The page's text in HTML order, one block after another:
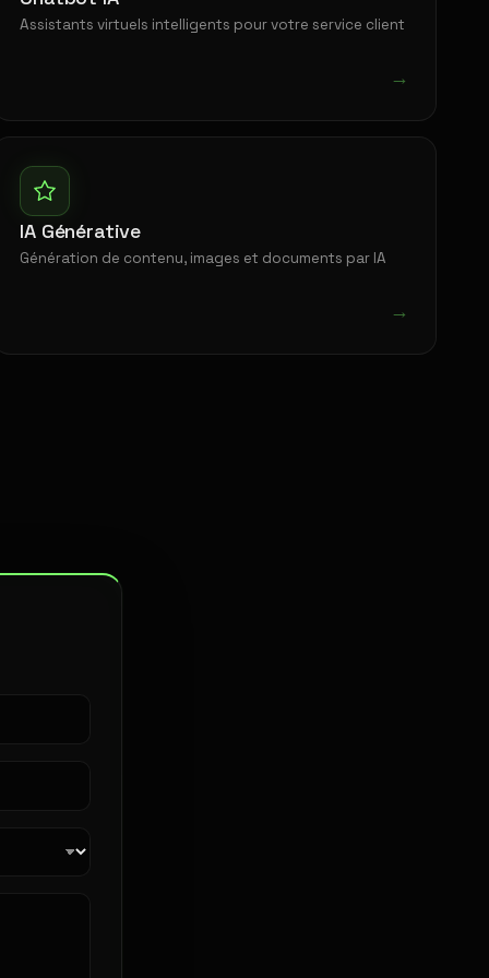
Assistants virtuels intelligents pour votre service client
→
IA Générative
Génération de contenu, images et documents par IA
→